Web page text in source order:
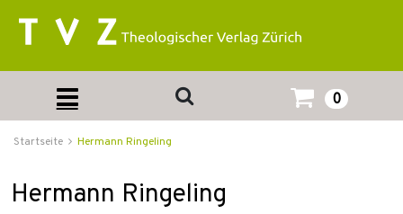
0
Startseite Hermann Ringeling
Hermann Ringeling